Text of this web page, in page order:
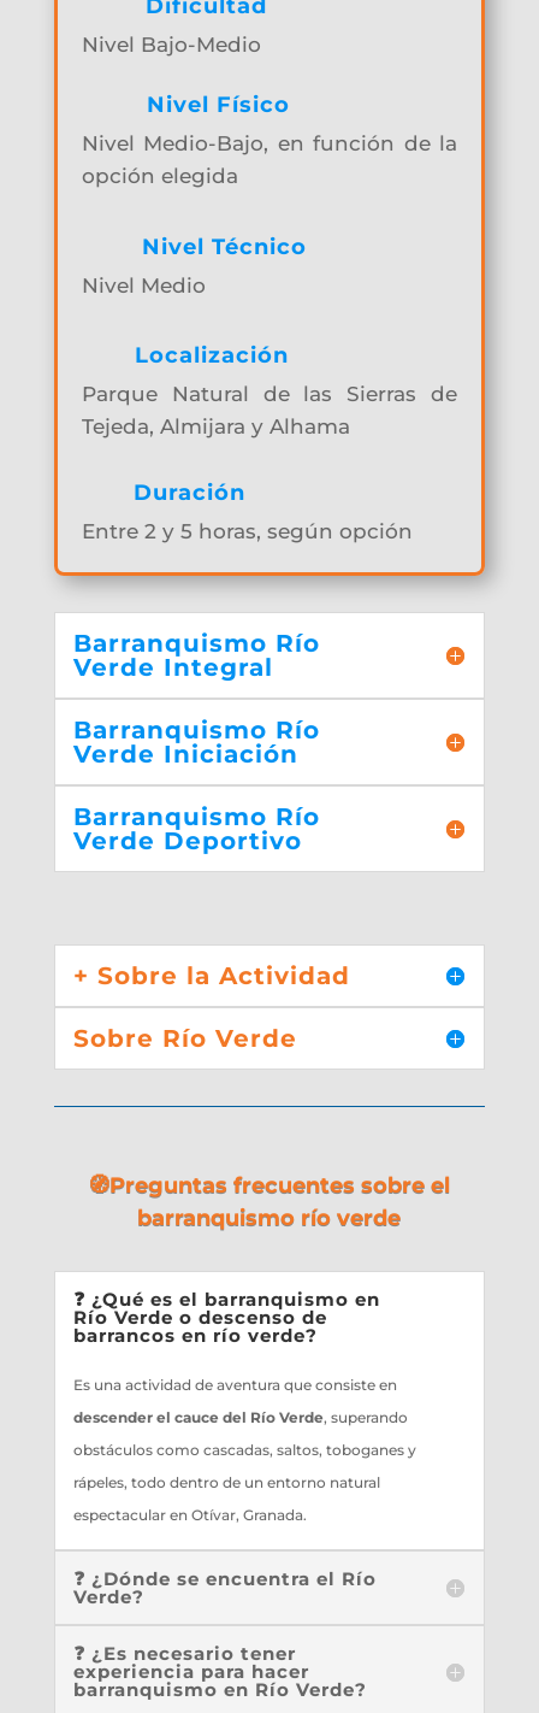
Dificultad
Nivel Bajo-Medio
Nivel Físico
Nivel Medio-Bajo, en función de la
opción elegida
Nivel Técnico
Nivel Medio
Localización
Parque Natural de las Sierras de
Tejeda, Almijara y Alhama
Duración
Entre 2 y 5 horas, según opción
Barranquismo Río
Verde Integral
Barranquismo Río
Verde Iniciación
Barranquismo Río
Verde Deportivo
+ Sobre la Actividad
Sobre Río Verde
🧭Preguntas frecuentes sobre el
barranquismo río verde
❓ ¿Qué es el barranquismo en
Río Verde o descenso de
barrancos en río verde?
Es una actividad de aventura que consiste en
descender el cauce del Río Verde, superando
obstáculos como cascadas, saltos, toboganes y
rápeles, todo dentro de un entorno natural
espectacular en Otívar, Granada.
❓ ¿Dónde se encuentra el Río
Verde?
❓ ¿Es necesario tener
experiencia para hacer
barranquismo en Río Verde?